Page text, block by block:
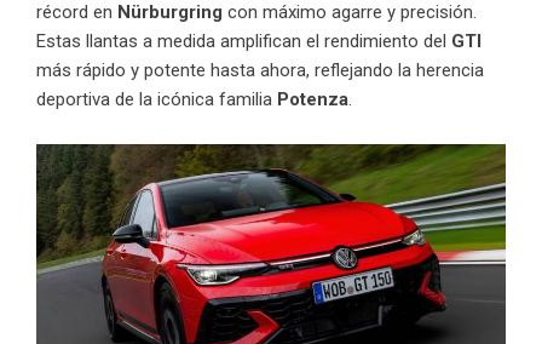
récord en Nürburgring con máximo agarre y precisión.
Estas llantas a medida amplifican el rendimiento del GTI
más rápido y potente hasta ahora, reflejando la herencia
deportiva de la icónica familia Potenza.